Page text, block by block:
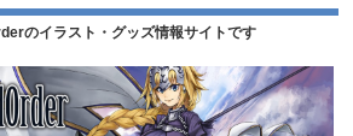
のイラスト・グッズ情報サイトです